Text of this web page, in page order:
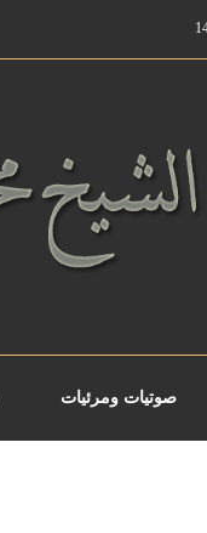
صوتيات ومرئيات